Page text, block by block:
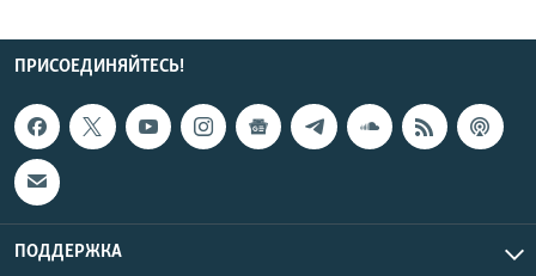
ПРИСОЕДИНЯЙТЕСЬ!
ПОДДЕРЖКА